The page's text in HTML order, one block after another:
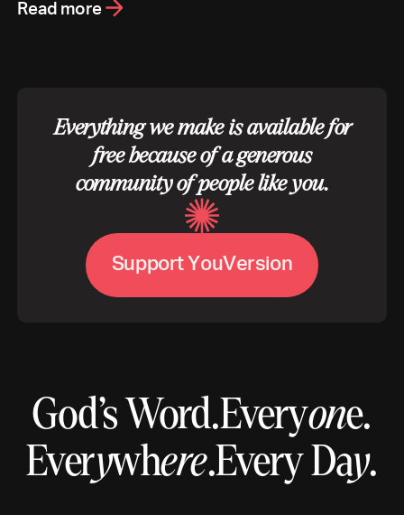
Read more
Everything we make is available for
free because of a generous
community of people like you.
SupportYouVersion
God’s Word.Everyone.
Everywhere.Every Day.